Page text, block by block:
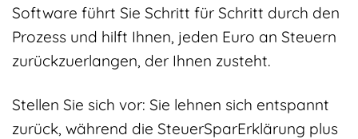
Software führt Sie Schritt für Schritt durch den
Prozess und hilft Ihnen, jeden Euro an Steuern
zurückzuerlangen, der Ihnen zusteht.
Stellen Sie sich vor: Sie lehnen sich entspannt
zurück, während die SteuerSparErklärung plus